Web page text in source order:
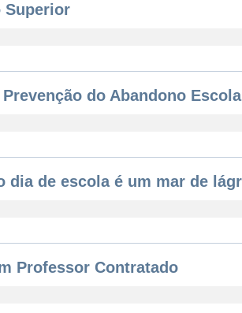
Superior
do Abandono
dia de escola é um mar de
Professor Contratado